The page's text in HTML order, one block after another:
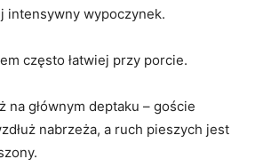
intensywny wypoczynek.
często łatwiej przy porcie.
na głównym deptaku – goście
nabrzeża, a ruch pieszych jest